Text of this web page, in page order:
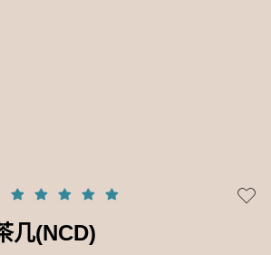
几(NCD)